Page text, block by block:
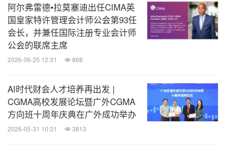
目录原文关于印发《北京市国际职业资格认可目录
（2025年版）》的通知_ 北京市人力资源和社会保障
局_政务公开_政策文件
消息来源：CIMA英国皇家特许管理会计师公会上海代表处
美通说传播
阿尔弗雷德•拉莫塞迪出任CIMA英
国皇家特许管理会计师公会第93任
会长，并兼任国际注册专业会计师
公会的联席主席
2026-06-25 12:31 868
AI时代财会人才培养再出发 |
CGMA高校发展论坛暨广外CGMA
方向班十周年庆典在广外成功举办
2026-05-31 10:31 3813